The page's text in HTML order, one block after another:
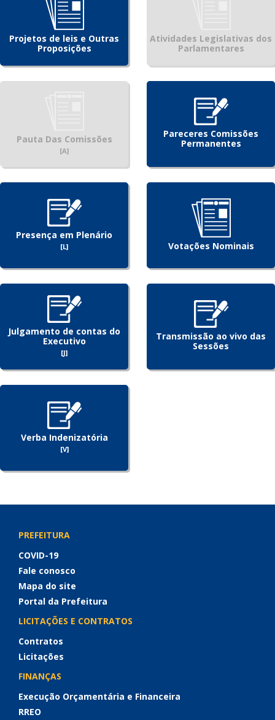
Projetos de leis e Outras
Proposições
Atividades Legislativas dos
Parlamentares
Pauta Das Comissões
[A]
Pareceres Comissões
Permanentes
Presença em Plenário
[L] Votações Nominais
Julgamento de contas do
Executivo
[J]
Transmissão ao vivo das
Sessões
Verba Indenizatória
[V]
PREFEITURA
COVID-19
Fale conosco
Mapa do site
Portal da Prefeitura
LICITAÇÕES E CONTRATOS
Contratos
Licitações
FINANÇAS
Execução Orçamentária e Financeira
RREO